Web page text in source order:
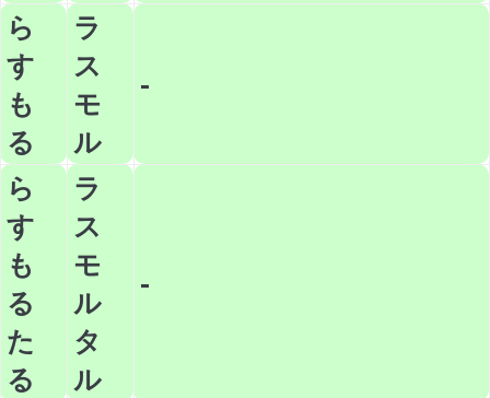
ら
す
も
る
ラ
ス
モ
ル
-
ら
す
も
る
た
る
ラ
ス
モ
ル
タ
ル
-